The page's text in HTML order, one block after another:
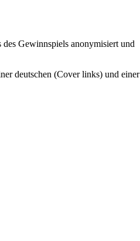
Gewinnspiels anonymisiert und
deutschen (Cover links) und einer